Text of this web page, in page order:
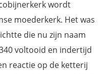
wordt
moederkerk. Het was
die nu zijn naam
voltooid en indertijd
reactie op de ketterij